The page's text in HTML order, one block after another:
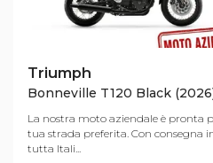
Triumph
Bonneville T120 Black
La nostra moto aziendale è pronta
tua strada preferita. Con consegna
tutta Itali...